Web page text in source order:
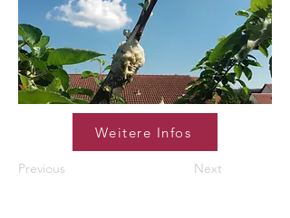
Weitere Infos
Previous Next